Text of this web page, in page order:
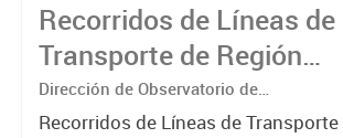
Recorridos de Líneas de
Transporte de Región
Metropolitana de
Buenos Aires (RMBA)
Dirección de Observatorio de
Transporte, Estudio y Sistemas
Recorridos de Líneas de Transporte